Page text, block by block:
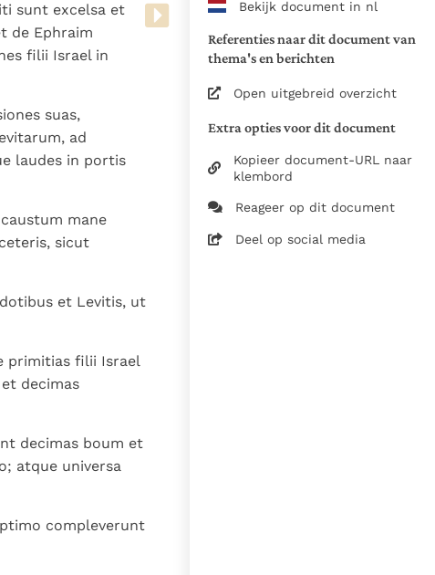
www.vatican.va/archive/bible/
vulgata_vetus-
www.vatican.va/archive/bible/
aansluiting gezocht bij de
om de teksten van de
naast elkaar te kunnen
Daar waar de versnummering
elkaar afwijken is dus die van
Bekijk document in nl
Referenties naar dit document van
thema's en berichten
Open uitgebreid overzicht
Extra opties voor dit document
Kopieer document-URL naar
klembord
Reageer op dit document
Deel op social media
sunt excelsa et
de Ephraim
filii Israel in
suas,
ad
laudes in portis
mane
sicut
et Levitis, ut
primitias filii Israel
decimas
decimas boum et
atque universa
compleverunt